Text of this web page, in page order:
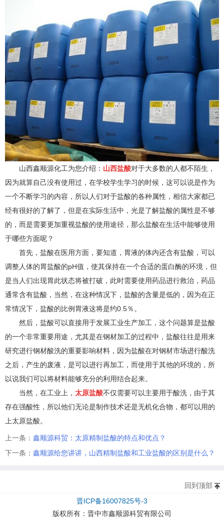
山西鑫顺源化工为您介绍： 山西盐酸对于大多数的人都不陌生，
因为就算自己没有使用过，在学校学生学习的时候，这可以说是作为
一个不断学习的内容，所以人们对于盐酸的各种属性，相信大家都已
经有很好的了解了，但是在实际生活中，光是了解盐酸的属性是不够
的，而是需要更加重视盐酸的使用途径，那么盐酸在生活中能够使用
于哪些方面呢？
首先，盐酸在医用方面，要知道，胃液的体内还含有盐酸，可以
调整人体的胃盐酸的pH值，使其保持在一个合适的蛋白酶的环境，但
是当人们出现胃此状态将被打破，此时需要使用药品进行救治，药品
通常含有盐酸，当然，在这种情况下，盐酸的含量是低的，因为在正
常情况下，盐酸的比例胃液这将是约0.5％。
然后，盐酸可以直接用于发展工业生产加工，这个问题算是盐酸
的一个非常重要用途，尤其是在钢材加工的过程中，盐酸往往是用来
研究进行钢材酸洗的重要影响材料，因为盐酸在对钢材市场进行酸洗
之后，产生的废液，是可以进行再加工，而使用于其他的环境的，所
以说我们可以将材料能够充分的利用结合起来。
当然，在工业上， 太原盐酸不仅需要可以主要用于酸洗，由于其
存在强酸性，所以他们无论是制作技术还是无机化合物，都可以用的
上太原盐酸。
上一条： 鑫顺源科贸：太原精制盐酸的特点和优点？
下一条： 鑫顺源给您讲讲，山西精制盐酸和工业盐酸的区别是什么？
回到顶部
晋ICP备16007825号-3
版权所有： 晋中市鑫顺源科贸有限公司